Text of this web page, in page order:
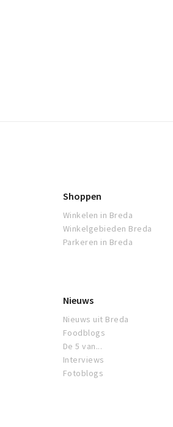
Shoppen
Winkelen in Breda
Winkelgebieden Breda
Parkeren in Breda
Nieuws
Nieuws uit Breda
Foodblogs
De 5 van...
Interviews
Fotoblogs